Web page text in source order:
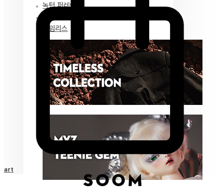
녹턴 퍼레이드
타임리스